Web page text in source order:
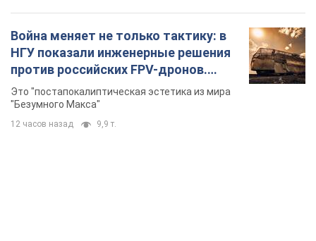
Война меняет не только тактику: в
НГУ показали инженерные решения
против российских FPV-дронов.
Фото
Это "постапокалиптическая эстетика из мира
"Безумного Макса"
12 часов назад 9,9 т.